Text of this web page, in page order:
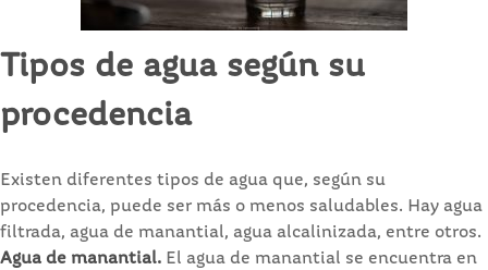
Tipos de agua según su
procedencia
Existen diferentes tipos de agua que, según su
procedencia, puede ser más o menos saludables. Hay agua
filtrada, agua de manantial, agua alcalinizada, entre otros.
Agua de manantial. El agua de manantial se encuentra en